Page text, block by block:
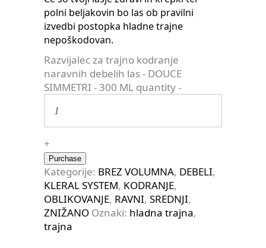
polni beljakovin bo las ob pravilni
izvedbi postopka hladne trajne
nepoškodovan.
Razvijalec za trajno kodranje
naravnih debelih las - DOUCE
SIMMETRI - 300 ML quantity-
+
Purchase
Kategorije: BREZ VOLUMNA, DEBELI,
KLERAL SYSTEM, KODRANJE,
OBLIKOVANJE, RAVNI, SREDNJI,
ZNIŽANO Oznaki: hladna trajna,
trajna